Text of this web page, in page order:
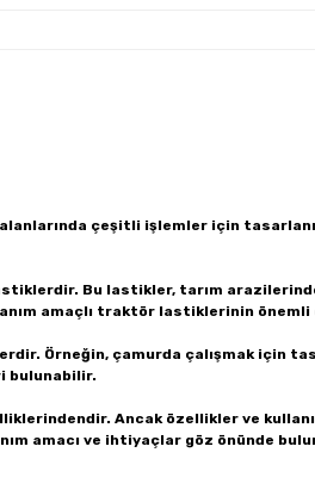
çeşitli işlemler için
Bu lastikler, tarım
amaçlı traktör lastiklerinin
Örneğin, çamurda çalışmak için
bulunabilir.
Ancak özellikler ve
amacı ve ihtiyaçlar göz önünde